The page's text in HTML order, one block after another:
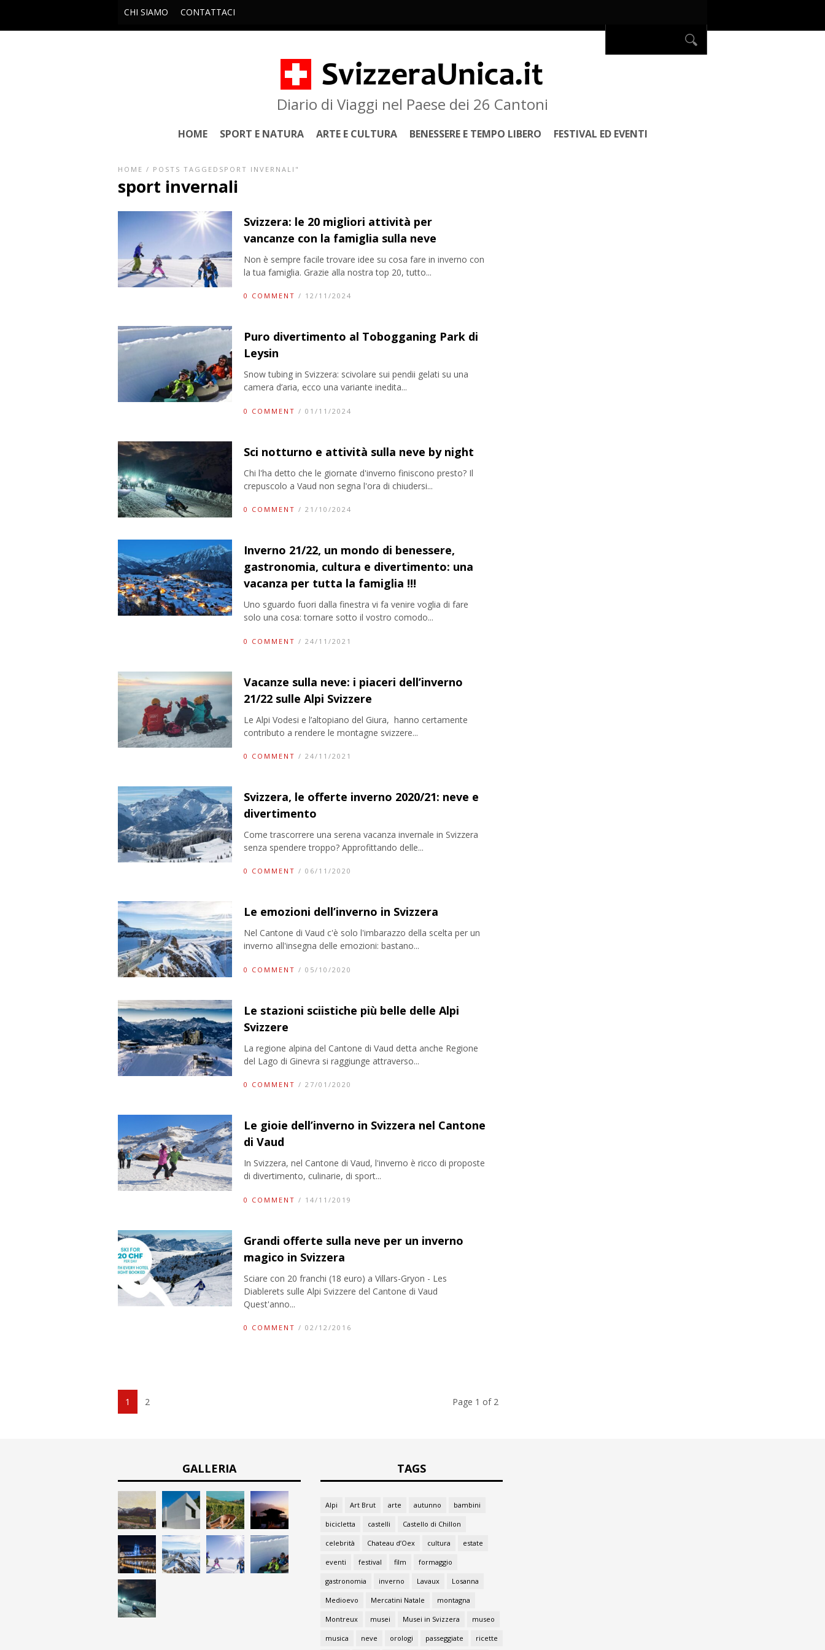
CHI SIAMO CONTATTACI
Diario di Viaggi nel Paese dei 26 Cantoni
HOME SPORT E NATURA ARTE E CULTURA BENESSERE E TEMPO LIBERO FESTIVAL ED EVENTI
HOME / POSTS TAGGEDSPORT INVERNALI"
sport invernali
Svizzera: le 20 migliori attività per
vancanze con la famiglia sulla neve
Non è sempre facile trovare idee su cosa fare in inverno con
la tua famiglia. Grazie alla nostra top 20, tutto...
0 COMMENT / 12/11/2024
Puro divertimento al Tobogganing Park di
Leysin
Snow tubing in Svizzera: scivolare sui pendii gelati su una
camera d’aria, ecco una variante inedita...
0 COMMENT / 01/11/2024
Sci notturno e attività sulla neve by night
Chi l'ha detto che le giornate d'inverno finiscono presto? Il
crepuscolo a Vaud non segna l'ora di chiudersi...
0 COMMENT / 21/10/2024
Inverno 21/22, un mondo di benessere,
gastronomia, cultura e divertimento: una
vacanza per tutta la famiglia !!!
Uno sguardo fuori dalla finestra vi fa venire voglia di fare
solo una cosa: tornare sotto il vostro comodo...
0 COMMENT / 24/11/2021
Vacanze sulla neve: i piaceri dell’inverno
21/22 sulle Alpi Svizzere
Le Alpi Vodesi e l’altopiano del Giura, hanno certamente
contributo a rendere le montagne svizzere...
0 COMMENT / 24/11/2021
Svizzera, le offerte inverno 2020/21: neve e
divertimento
Come trascorrere una serena vacanza invernale in Svizzera
senza spendere troppo? Approfittando delle...
0 COMMENT / 06/11/2020
Le emozioni dell’inverno in Svizzera
Nel Cantone di Vaud c'è solo l'imbarazzo della scelta per un
inverno all'insegna delle emozioni: bastano...
0 COMMENT / 05/10/2020
Le stazioni sciistiche più belle delle Alpi
Svizzere
La regione alpina del Cantone di Vaud detta anche Regione
del Lago di Ginevra si raggiunge attraverso...
0 COMMENT / 27/01/2020
Le gioie dell’inverno in Svizzera nel Cantone
di Vaud
In Svizzera, nel Cantone di Vaud, l'inverno è ricco di proposte
di divertimento, culinarie, di sport...
0 COMMENT / 14/11/2019
Grandi offerte sulla neve per un inverno
magico in Svizzera
Sciare con 20 franchi (18 euro) a Villars-Gryon - Les
Diablerets sulle Alpi Svizzere del Cantone di Vaud
Quest'anno...
0 COMMENT / 02/12/2016
1 2 Page 1 of 2
GALLERIA TAGS
Alpi Art Brut arte autunno bambini
bicicletta castelli Castello di Chillon
celebrità Chateau d’Oex cultura estate
eventi festival film formaggio
gastronomia inverno Lavaux Losanna
Medioevo Mercatini Natale montagna
Montreux musei Musei in Svizzera museo
musica neve orologi passeggiate ricette